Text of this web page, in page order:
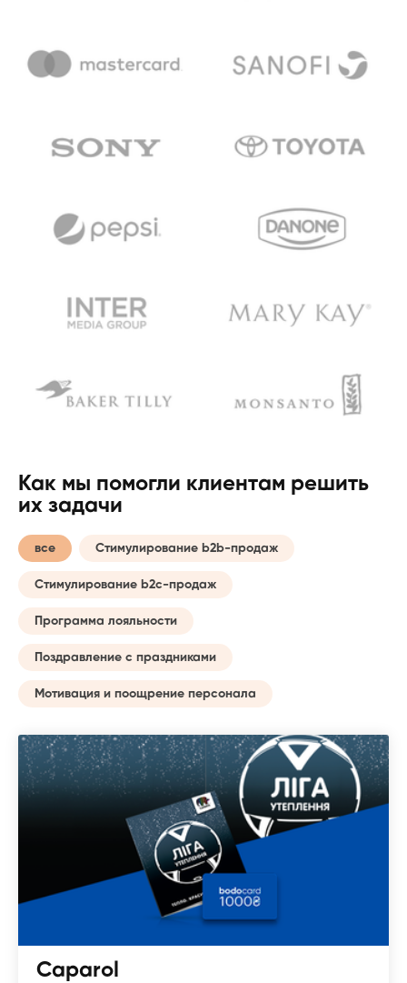
Как мы помогли клиентам решить
их задачи
все Стимулирование b2b-продаж
Стимулирование b2c-продаж
Программа лояльности
Поздравление с праздниками
Мотивация и поощрение персонала
Caparol